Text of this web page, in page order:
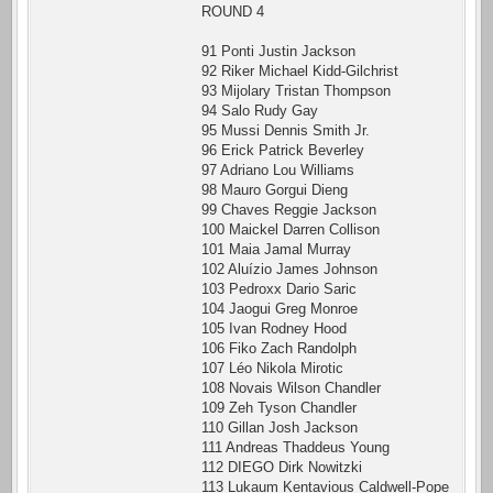
ROUND 4
91 Ponti Justin Jackson
92 Riker Michael Kidd-Gilchrist
93 Mijolary Tristan Thompson
94 Salo Rudy Gay
95 Mussi Dennis Smith Jr.
96 Erick Patrick Beverley
97 Adriano Lou Williams
98 Mauro Gorgui Dieng
99 Chaves Reggie Jackson
100 Maickel Darren Collison
101 Maia Jamal Murray
102 Aluízio James Johnson
103 Pedroxx Dario Saric
104 Jaogui Greg Monroe
105 Ivan Rodney Hood
106 Fiko Zach Randolph
107 Léo Nikola Mirotic
108 Novais Wilson Chandler
109 Zeh Tyson Chandler
110 Gillan Josh Jackson
111 Andreas Thaddeus Young
112 DIEGO Dirk Nowitzki
113 Lukaum Kentavious Caldwell-Pope